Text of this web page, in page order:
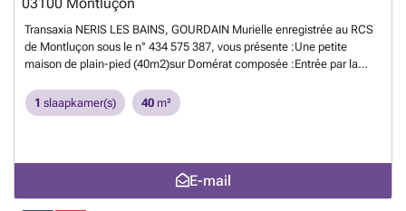
Transaxia NERIS LES BAINS, GOURDAIN Murielle enregistrée au RCS
de Montluçon sous le n° 434 575 387, vous présente :Une petite
maison de plain-pied (40m2)sur Domérat composée :Entrée par la
WC.Grenier aménageable sur toute la surface avec une belle
charpente où la toiture a été refaite Pas de garage mais stationnement
électricitéIdéal personnes âgées, ou à mobilité réduit ###Meer
1 slaapkamer(s) 40 m²
E-mail